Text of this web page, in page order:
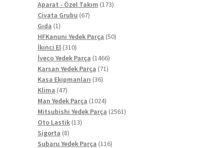
ürün
Aparat - Özel Takım 173173
Civata Grubu 6767
Gıda 11
ürün
HFKanuni Yedek Parça 5050
İkinci El 310310
ürün
İveco Yedek Parça 14661466
ürün
Karsan Yedek Parça 7171
Kasa Ekipmanları 3636
Klima 4747
ürün
Man Yedek Parça 10241024
ürün
Mitsubishi Yedek Parça 25612561
Oto Lastik 1313
Sigorta 88
ürün
Subaru Yedek Parça 116116